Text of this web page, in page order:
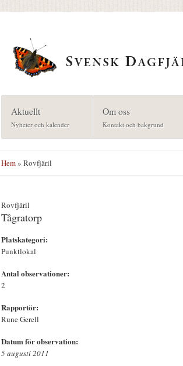
Aktuellt
Nyheter och kalender
Om oss
Kontakt och bakgrund
Hem» Rovfjäril
Rovfjäril
Tågratorp
Platskategori:
Punktlokal
Antal observationer:
2
Rapportör:
Rune Gerell
Datum för observation:
5 augusti 2011